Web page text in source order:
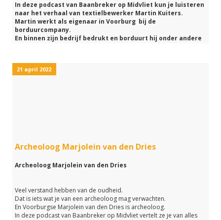
In deze podcast van Baanbreker op Midvliet kun je luisteren
naar het verhaal van textielbewerker Martin Kuiters.
Martin werkt als eigenaar in Voorburg bij de
borduurcompany.
En binnen zijn bedrijf bedrukt en borduurt hij onder andere
er uit?
Je komt er achter wanneer je luistert naar deze podcast van
21 april 2022
Archeoloog Marjolein van den Dries
Archeoloog Marjolein van den Dries
Veel verstand hebben van de oudheid.
Dat is iets wat je van een archeoloog mag verwachten.
En Voorburgse Marjolein van den Dries is archeoloog.
In deze podcast van Baanbreker op Midvliet vertelt ze je van alles